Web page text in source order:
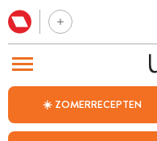
☀️ ZOMERRECEPTEN
BEZOEK ONZE ANDERE WEBSITES